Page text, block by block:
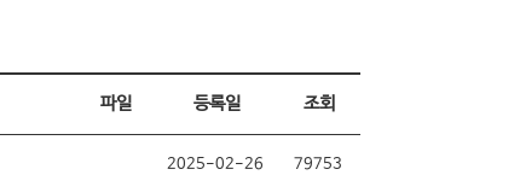
파일 등록일 조회
2025-02-26 79753